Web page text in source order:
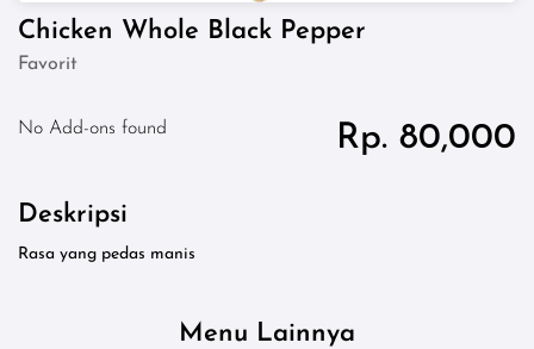
Chicken Whole Black Pepper
Favorit
No Add-ons found Rp. 80,000
Deskripsi
Rasa yang pedas manis
Menu Lainnya